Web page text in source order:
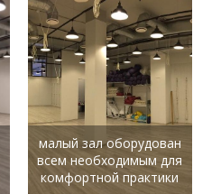
малый зал оборудован
всем необходимым для
комфортной практики